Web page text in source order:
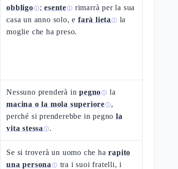
obbligoⓘ;esenteⓘ rimarrà per la sua
casa un anno solo, efarà lieta ⓘ la
moglie che ha preso.
Nessuno prenderà inpegnoⓘ la
macina o la mola superioreⓘ,
perché si prenderebbe in pegnola
vita stessa ⓘ.
Se si troverà un uomo che harapito
una persona ⓘ tra i suoi fratelli, i